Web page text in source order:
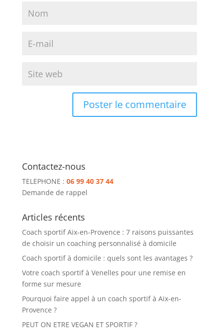
Contactez-nous
TELEPHONE : 06 99 40 37 44
Demande de rappel
Articles récents
Coach sportif Aix-en-Provence : 7 raisons puissantes
de choisir un coaching personnalisé à domicile
Coach sportif à domicile : quels sont les avantages ?
Votre coach sportif à Venelles pour une remise en
forme sur mesure
Pourquoi faire appel à un coach sportif à Aix-en-
Provence ?
PEUT ON ETRE VEGAN ET SPORTIF ?